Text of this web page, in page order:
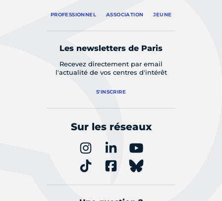
PROFESSIONNEL ASSOCIATION JEUNE
Les newsletters de Paris
Recevez directement par email
l'actualité de vos centres d'intérêt
S'INSCRIRE
Sur les réseaux